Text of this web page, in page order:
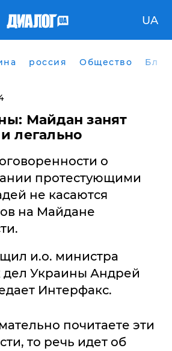
UA
россия Общество
Майдан занят
легально
о
протестующими
не касаются
на Майдане
и.о. министра
дел Украины Андрей
Интерфакс.
почитаете эти
то речь идет об